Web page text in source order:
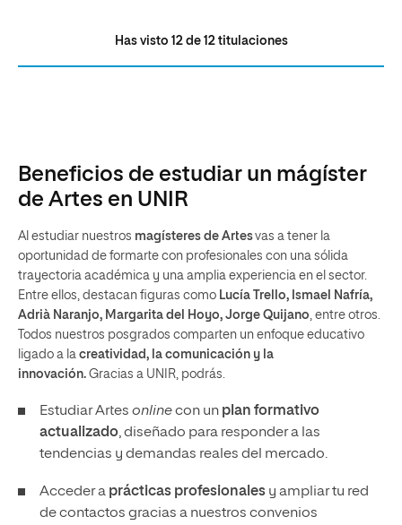
Has visto 12de 12titulaciones
Beneficios de estudiar un mágíster
de Artes en UNIR
Al estudiar nuestros magísteres de Artesvas a tener la
oportunidad de formarte con profesionales con una sólida
trayectoria académica y una amplia experiencia en el sector.
Entre ellos, destacan figuras como Lucía Trello, Ismael Nafría,
Adrià Naranjo, Margarita del Hoyo, Jorge Quijano, entre otros.
Todos nuestros posgrados comparten un enfoque educativo
ligado a la creatividad, la comunicación y la
innovación. Gracias a UNIR, podrás.
Estudiar Artes onlinecon un plan formativo
actualizado, diseñado para responder a las
tendencias y demandas reales del mercado.
Acceder a prácticas profesionales y ampliar tu red
de contactos gracias a nuestros convenios